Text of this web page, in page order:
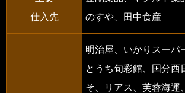
仕入先
のすや、田中食産
明治屋、いかりスーパ
とうち旬彩館、国分西
そ、リアス、芙蓉海運